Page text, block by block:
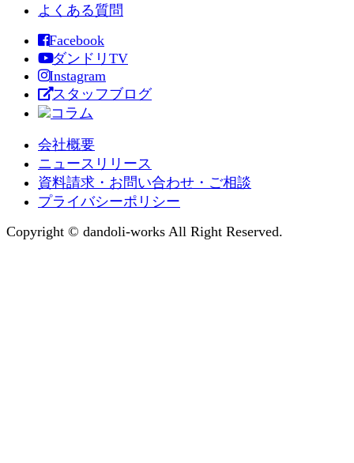
よくある質問
Facebook
ダンドリTV
Instagram
スタッフブログ
コラム
会社概要
ニュースリリース
資料請求・お問い合わせ・ご相談
プライバシーポリシー
Copyright © dandoli-works All Right Reserved.